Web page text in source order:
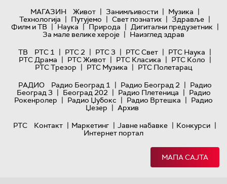
МАГАЗИН
Живот | Занимљивости | Музика |
Технологијa | Путујемо | Свет познатих | Здравље |
Филм и ТВ | Наука | Природа | Дигитални предузетник |
За мале велике хероје | Наизглед здрав
ТВ
РТС 1 | РТС 2 | РТС 3 | РТС Свет | РТС Наука |
РТС Драма | РТС Живот | РТС Класика | РТС Коло |
РТС Трезор | РТС Музика | РТС Полетарац
РАДИО
Радио Београд 1 | Радио Београд 2 | Радио
Београд 3 | Београд 202 | Радио Плетеница | Радио
Рокенролер | Радио Џубокс | Радио Вртешка | Радио
Џезер | Архив
РТС
Контакт | Маркетинг | Јавне набавке | Конкурси |
Интернет портал
МАПА САЈТА